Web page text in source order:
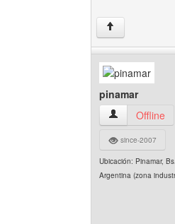
↑
pinamar
pinamar Ver
Offline
since-2007
Ubicación: Pinamar,
Argentina (zona